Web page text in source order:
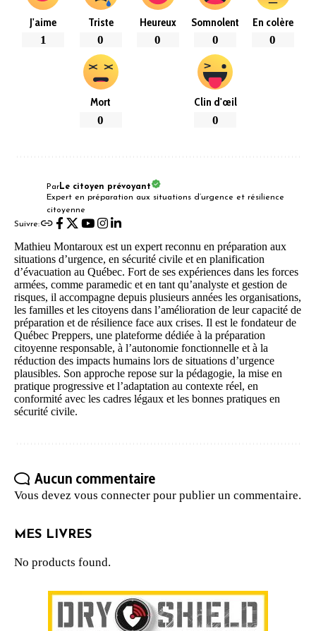
J'aime
1
Triste
0
Heureux
0
Somnolent
0
En colère
0
Mort
0
Clin d'œil
0
ParLe citoyen prévoyant
Expert en préparation aux situations d’urgence et résilience
citoyenne
Suivre:
Mathieu Montaroux est un expert reconnu en préparation aux
situations d’urgence, en sécurité civile et en planification
d’évacuation au Québec. Fort de ses expériences dans les forces
armées, comme paramedic et en tant qu’analyste et gestion de
risques, il accompagne depuis plusieurs années les organisations,
les familles et les citoyens dans l’amélioration de leur capacité de
préparation et de résilience face aux crises. Il est le fondateur de
Québec Preppers, une plateforme dédiée à la préparation
citoyenne responsable, à l’autonomie fonctionnelle et à la
réduction des impacts humains lors de situations d’urgence
plausibles. Son approche repose sur la pédagogie, la mise en
pratique progressive et l’adaptation au contexte réel, en
conformité avec les cadres légaux et les bonnes pratiques en
sécurité civile.
Aucun commentaire
Vous devez vous connecter pour publier un commentaire.
MES LIVRES
No products found.